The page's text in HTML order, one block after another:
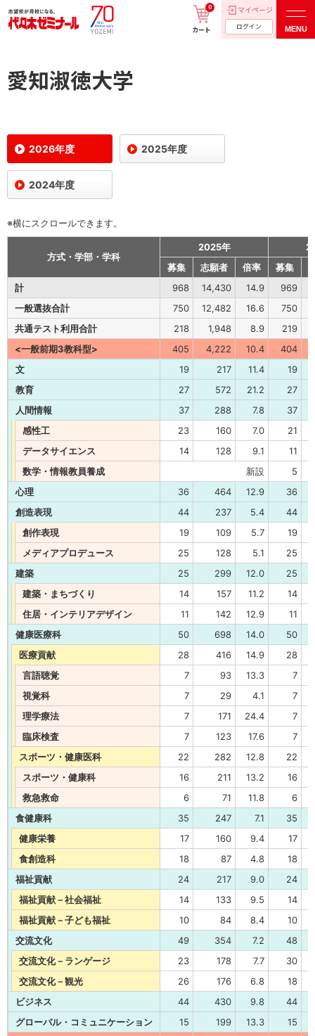
カート
0 マイページ
ログイン MENU
愛知淑徳大学
2026年度 2025年度
2024年度
※横にスクロールできます。
方式・学部・学科
2025年
募集
志願者 倍率 募集
計
968 14,430 14.9 969
一般選抜合計
750 12,482 16.6 750
共通テスト利用合計
218 1,948 8.9 219
<一般前期3教科型>
405 4,222 10.4
404
文
19 217 11.4
19
教育
27 572 21.2
27
人間情報
37 288 7.8
37
感性工
23 160 7.0
21
データサイエンス
14 128 9.1
11
数学・情報教員養成
新設
5
心理
36 464 12.9
36
創造表現
44 237 5.4
44
創作表現
19 109 5.7
19
メディアプロデュース
25 128 5.1
25
建築
25 299 12.0
25
建築・まちづくり
14 157 11.2
14
住居・インテリアデザイン
11 142 12.9
11
健康医療科
50 698 14.0
50
医療貢献
28 416 14.9
28
言語聴覚
7 93 13.3
7
視覚科
7 29 4.1
7
理学療法
7 171 24.4
7
臨床検査
7 123 17.6
7
スポーツ・健康医科
22 282 12.8
22
スポーツ・健康科
16 211 13.2
16
救急救命
6 71 11.8
6
食健康科
35 247 7.1
35
健康栄養
17 160 9.4
17
食創造科
18 87 4.8
18
福祉貢献
24 217 9.0
24
福祉貢献－社会福祉
14 133 9.5
14
福祉貢献－子ども福祉
10 84 8.4
10
交流文化
49 354 7.2
48
交流文化－ランゲージ
23 178 7.7
30
交流文化－観光
26 176 6.8
18
ビジネス
44 430 9.8
44
グローバル・コミュニケーション
15 199 13.3
15